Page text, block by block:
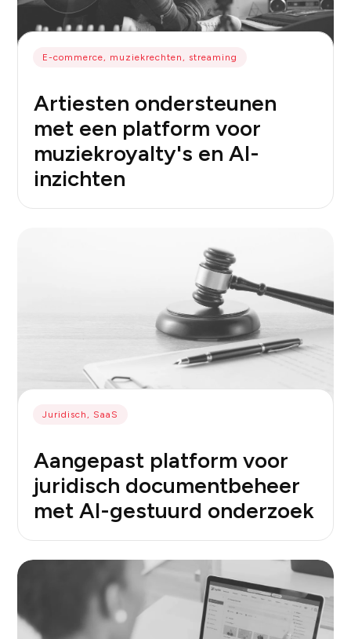
E-commerce, muziekrechten, streaming
Artiesten ondersteunen
met een platform voor
muziekroyalty's en AI-
inzichten
Juridisch, SaaS
Aangepast platform voor
juridisch documentbeheer
met AI-gestuurd onderzoek